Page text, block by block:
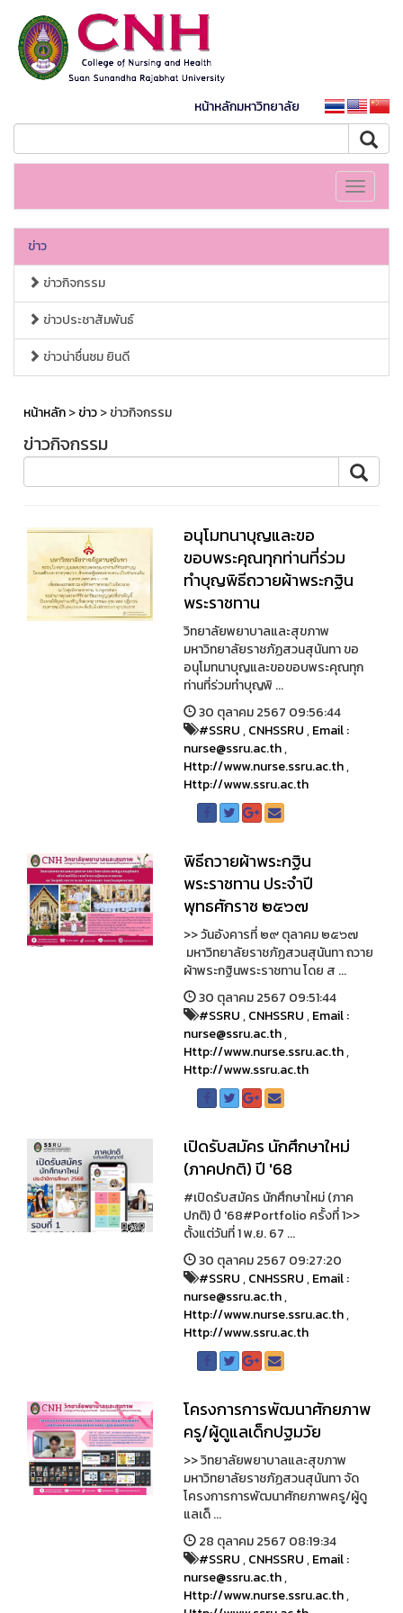
หน้าหลักมหาวิทยาลัย
Toggle
ข่าว
ข่าวกิจกรรม
ข่าวประชาสัมพันธ์
ข่าวน่าชื่นชม ยินดี
หน้าหลัก>ข่าว> ข่าวกิจกรรม
ข่าวกิจกรรม
อนุโมทนาบุญและขอ
ขอบพระคุณทุกท่านที่ร่วม
ทำบุญพิธีถวายผ้าพระกฐิน
พระราชทาน
วิทยาลัยพยาบาลและสุขภาพ
มหาวิทยาลัยราชภัฏสวนสุนันทา ขอ
อนุโมทนาบุญและขอขอบพระคุณทุก
ท่านที่ร่วมทำบุญพิ ...
30 ตุลาคม 2567 09:56:44
#SSRU,CNHSSRU,Email :
nurse@ssru.ac.th,
Http://www.nurse.ssru.ac.th,
Http://www.ssru.ac.th
พิธีถวายผ้าพระกฐิน
พระราชทาน ประจำปี
พุทธศักราช ๒๕๖๗
>> วันอังคารที่ ๒๙ ตุลาคม ๒๕๖๗
มหาวิทยาลัยราชภัฏสวนสุนันทา ถวาย
ผ้าพระกฐินพระราชทาน โดย ส ...
30 ตุลาคม 2567 09:51:44
#SSRU,CNHSSRU,Email :
nurse@ssru.ac.th,
Http://www.nurse.ssru.ac.th,
Http://www.ssru.ac.th
เปิดรับสมัคร นักศึกษาใหม่
(ภาคปกติ) ปี '68
#เปิดรับสมัคร นักศึกษาใหม่ (ภาค
ปกติ) ปี '68#Portfolio ครั้งที่ 1>>
ตั้งแต่วันที่ 1 พ.ย. 67 ...
30 ตุลาคม 2567 09:27:20
#SSRU,CNHSSRU,Email :
nurse@ssru.ac.th,
Http://www.nurse.ssru.ac.th,
Http://www.ssru.ac.th
โครงการการพัฒนาศักยภาพ
ครู/ผู้ดูแลเด็กปฐมวัย
>> วิทยาลัยพยาบาลและสุขภาพ
มหาวิทยาลัยราชภัฏสวนสุนันทา จัด
โครงการการพัฒนาศักยภาพครู/ผู้ดู
แลเด็ ...
28 ตุลาคม 2567 08:19:34
#SSRU,CNHSSRU,Email :
nurse@ssru.ac.th,
Http://www.nurse.ssru.ac.th,